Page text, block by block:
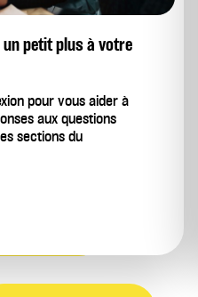
petit plus à votre
pour vous aider à
aux questions
sections du